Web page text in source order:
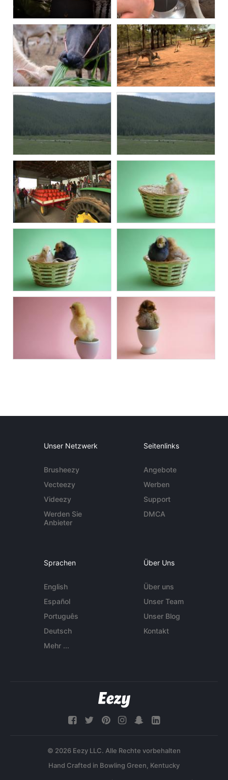
Unser Netzwerk
Brusheezy
Vecteezy
Videezy
Werden Sie
Anbieter
Seitenlinks
Angebote
Werben
Support
DMCA
Sprachen
English
Español
Português
Deutsch
Mehr ...
Über Uns
Über uns
Unser Team
Unser Blog
Kontakt
© 2026 Eezy LLC. Alle Rechte vorbehalten